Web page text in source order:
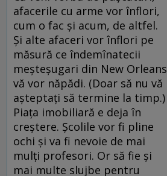
afacerile cu arme vor înflori,
cum o fac şi acum, de altfel.
Şi alte afaceri vor înflori pe
măsură ce îndemînatecii
meşteşugari din New Orleans
vă vor năpădi. (Doar să nu vă
aşteptaţi să termine la timp.)
Piaţa imobiliară e deja în
creştere. Şcolile vor fi pline
ochi şi va fi nevoie de mai
mulţi profesori. Or să fie şi
mai multe slujbe pentru